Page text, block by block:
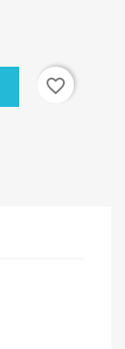
favorite_border